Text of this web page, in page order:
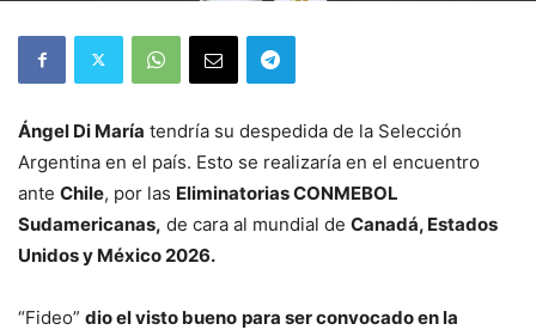
Ángel Di María tendría su despedida de la Selección
Argentina en el país. Esto se realizaría en el encuentro
ante Chile, por las Eliminatorias CONMEBOL
Sudamericanas, de cara al mundial de Canadá, Estados
Unidos y México 2026.
“Fideo” dio el visto bueno para ser convocado en la